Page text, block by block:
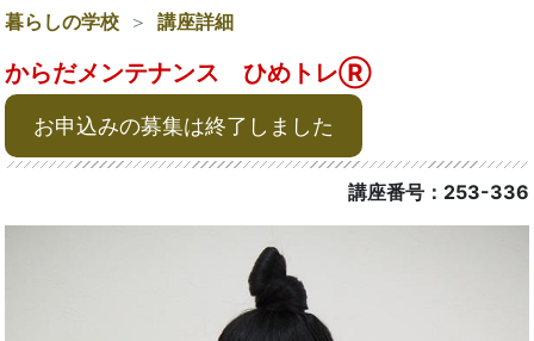
暮らしの学校 講座詳細
からだメンテナンス ひめトレⓇ
お申込みの募集は終了しました
講座番号：253-336